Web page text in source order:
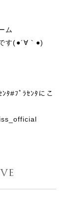
ム
す(●´∀｀●)
ﾀ#ﾌﾟﾗｾﾝﾀにこ